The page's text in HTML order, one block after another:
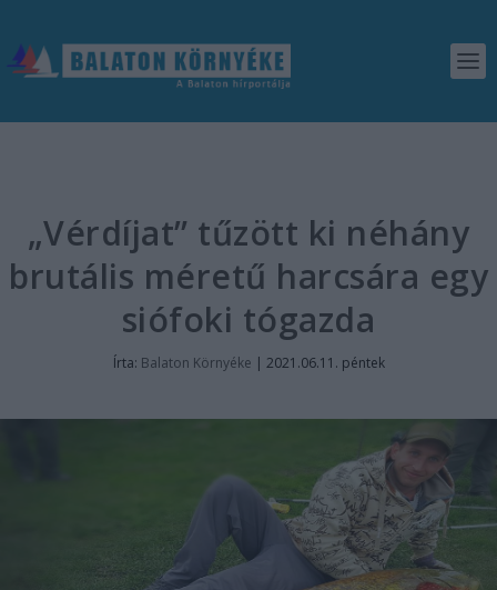
„Vérdíjat” tűzött ki néhány
brutális méretű harcsára egy
siófoki tógazda
Írta: Balaton Környéke | 2021.06.11. péntek